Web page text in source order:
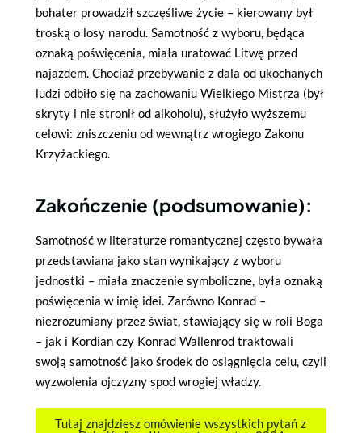
bohater prowadził szczęśliwe życie – kierowany był
troską o losy narodu. Samotność z wyboru, będąca
oznaką poświęcenia, miała uratować Litwę przed
najazdem. Chociaż przebywanie z dala od ukochanych
ludzi odbiło się na zachowaniu Wielkiego Mistrza (był
skryty i nie stronił od alkoholu), służyło wyższemu
celowi: zniszczeniu od wewnątrz wrogiego Zakonu
Krzyżackiego.
Zakończenie (podsumowanie):
Samotność w literaturze romantycznej często bywała
przedstawiana jako stan wynikający z wyboru
jednostki – miała znaczenie symboliczne, była oznaką
poświęcenia w imię idei. Zarówno Konrad –
niezrozumiany przez świat, stawiający się w roli Boga
– jak i Kordian czy Konrad Wallenrod traktowali
swoją samotność jako środek do osiągnięcia celu, czyli
wyzwolenia ojczyzny spod wrogiej władzy.
Tutaj znajdziesz omówienie wszystkich pytań z